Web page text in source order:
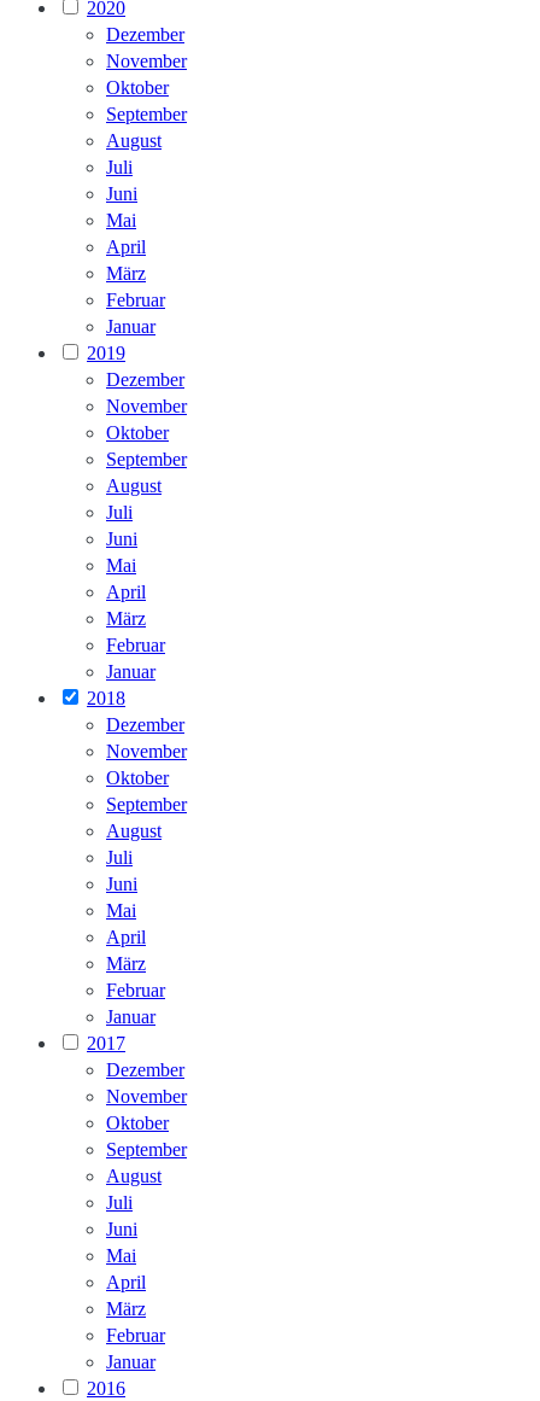
2020
Dezember
November
Oktober
September
August
Juli
Juni
Mai
April
März
Februar
Januar
2019
Dezember
November
Oktober
September
August
Juli
Juni
Mai
April
März
Februar
Januar
2018
Dezember
November
Oktober
September
August
Juli
Juni
Mai
April
März
Februar
Januar
2017
Dezember
November
Oktober
September
August
Juli
Juni
Mai
April
März
Februar
Januar
2016